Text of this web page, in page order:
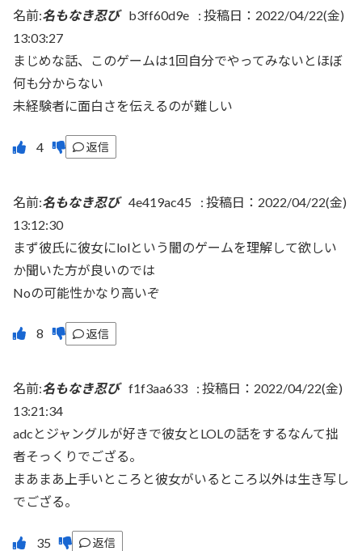
名前:名もなき忍び b3ff60d9e : 投稿日：2022/04/22(金)
13:03:27
まじめな話、このゲームは1回自分でやってみないとほぼ
何も分からない
未経験者に面白さを伝えるのが難しい
返信
名前:名もなき忍び 4e419ac45 : 投稿日：2022/04/22(金)
13:12:30
まず彼氏に彼女にlolという闇のゲームを理解して欲しい
か聞いた方が良いのでは
Noの可能性かなり高いぞ
返信
名前:名もなき忍び f1f3aa633 : 投稿日：2022/04/22(金)
13:21:34
adcとジャングルが好きで彼女とLOLの話をするなんて拙
者そっくりでござる。
まあまあ上手いところと彼女がいるところ以外は生き写し
でござる。
返信